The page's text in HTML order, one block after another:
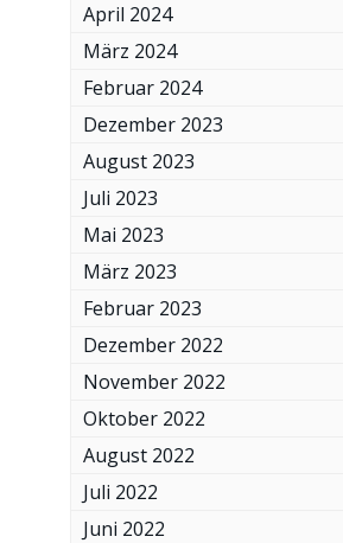
April 2024
März 2024
Februar 2024
Dezember 2023
August 2023
Juli 2023
Mai 2023
März 2023
Februar 2023
Dezember 2022
November 2022
Oktober 2022
August 2022
Juli 2022
Juni 2022